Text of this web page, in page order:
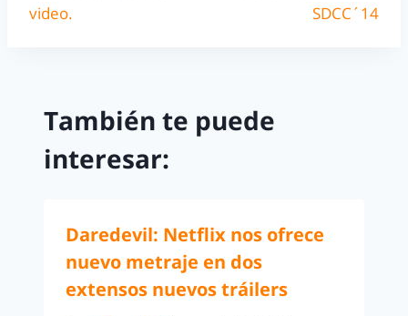
video.
SDCC´14
También te puede
interesar:
Daredevil: Netflix nos ofrece
nuevo metraje en dos
extensos nuevos tráilers